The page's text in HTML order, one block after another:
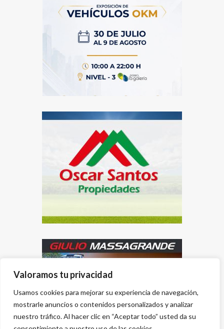
Valoramos tu privacidad
Usamos cookies para mejorar su experiencia de navegación,
mostrarle anuncios o contenidos personalizados y analizar
nuestro tráfico. Al hacer clic en “Aceptar todo” usted da su